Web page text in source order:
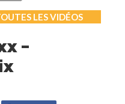
LES VIDÉOS
-